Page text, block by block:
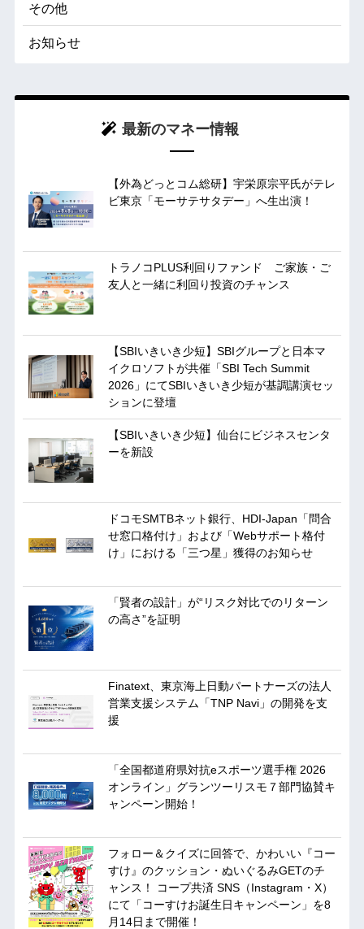
その他
お知らせ
最新のマネー情報
【外為どっとコム総研】宇栄原宗平氏がテレ
ビ東京「モーサテサタデー」へ生出演！
トラノコPLUS利回りファンド ご家族・ご
友人と一緒に利回り投資のチャンス
【SBIいきいき少短】SBIグループと日本マ
イクロソフトが共催「SBI Tech Summit
2026」にてSBIいきいき少短が基調講演セッ
ションに登壇
【SBIいきいき少短】仙台にビジネスセンタ
ーを新設
ドコモSMTBネット銀行、HDI-Japan「問合
せ窓口格付け」および「Webサポート格付
け」における「三つ星」獲得のお知らせ
「賢者の設計」が“リスク対比でのリターン
の高さ”を証明
Finatext、東京海上日動パートナーズの法人
営業支援システム「TNP Navi」の開発を支
援
「全国都道府県対抗eスポーツ選手権 2026
オンライン」グランツーリスモ７部門協賛キ
ャンペーン開始！
フォロー＆クイズに回答で、かわいい『コー
すけ』のクッション・ぬいぐるみGETのチ
ャンス！ コープ共済 SNS（Instagram・X）
にて「コーすけお誕生日キャンペーン」を8
月14日まで開催！